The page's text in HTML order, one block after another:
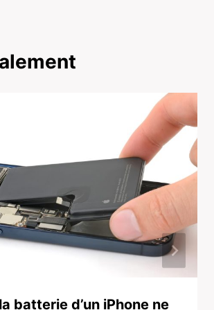
batterie d’un iPhone ne